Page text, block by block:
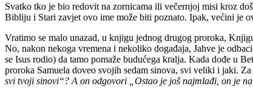
Svatko tko je bio redovit na zornicama ili večernjoj misi kroz
Bibliju i Stari zavjet ovo ime može biti poznato. Ipak, većini je
Vratimo se malo unazad, u knjigu jednog drugog proroka,
No, nakon nekoga vremena i nekoliko događaja, Jahve je
se Isus rodio) da tamo pomaže budućega kralja. Kada dođe u
proroka Samuela doveo svojih sedam sinova, svi veliki i jaki.
svi tvoji sinovi“? A on odgovori „Ostao je još najmlađi, on je